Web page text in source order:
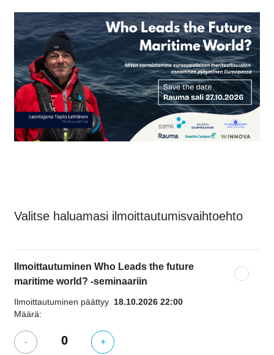
Valitse haluamasi ilmoittautumisvaihtoehto
Ilmoittautuminen Who Leads the future
maritime world? -seminaariin
Ilmoittautuminen päättyy 18.10.2026 22:00
Määrä:
- +